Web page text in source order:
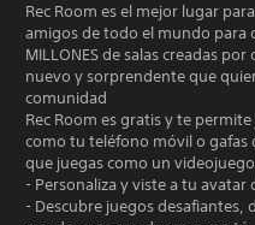
Rec Room es el mejor lugar
amigos de todo el mundo para
MILLONES de salas creadas
nuevo y sorprendente que
comunidad
Rec Room es gratis y te
como tu teléfono móvil o gafas
que juegas como un
- Personaliza y viste a tu avatar
- Descubre juegos